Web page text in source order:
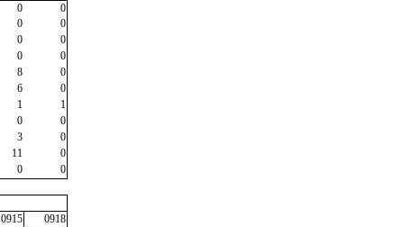
0
0
0
0
0
0
0
0
8
0
6
0
1
1
0
0
3
0
11
0
0
0
0915
0918